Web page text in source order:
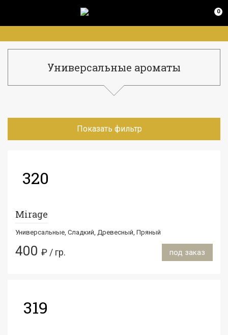
0
Универсальные ароматы
Показать фильтр
320
Mirage
Универсальные, Сладкий, Древесный, Пряный
400 ₽ / гр. под заказ
319